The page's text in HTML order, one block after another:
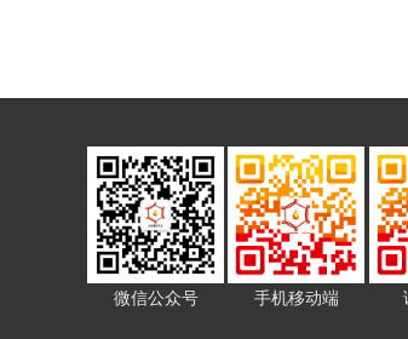
微信公众号 手机移动端